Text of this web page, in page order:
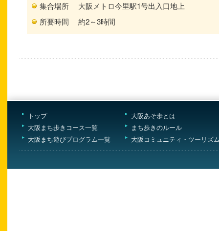
集合場所
大阪メトロ今里駅1号出入口地上
所要時間
約2～3時間
トップ
大阪まち歩きコース一覧
大阪まち遊びプログラム一覧
大阪あそ歩とは
まち歩きのルール
大阪コミュニティ・ツーリズ